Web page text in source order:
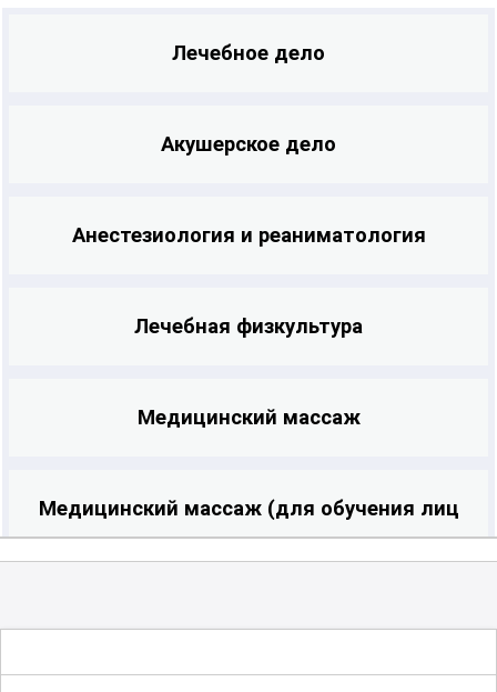
Лечебное дело
Акушерское дело
Анестезиология и реаниматология
Лечебная физкультура
Медицинский массаж
Медицинский массаж (для обучения лиц
с ограниченными возможностями